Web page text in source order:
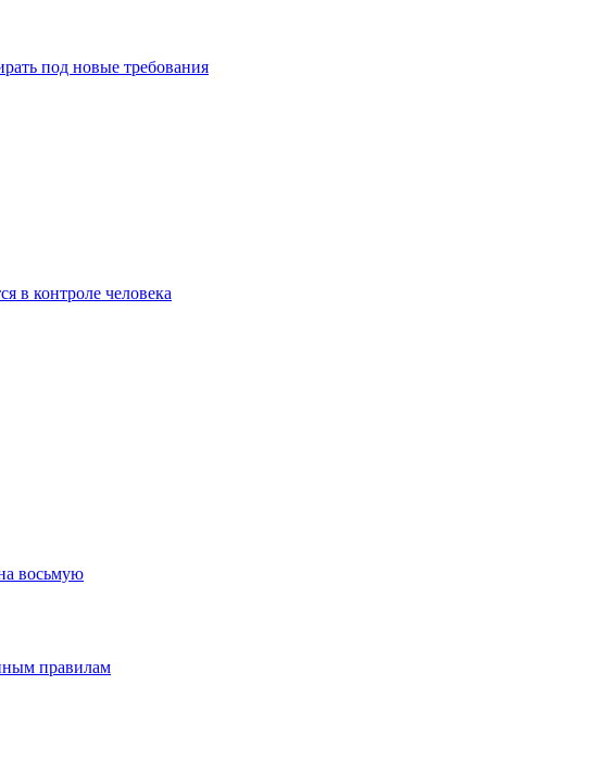
под новые требования
в контроле человека
восьмую
правилам